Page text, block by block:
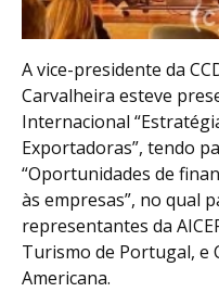
A vice-presidente da
Carvalheira esteve
Internacional
Exportadoras”, tendo
“Oportunidades de
às empresas”, no qual
representantes da
Turismo de Portugal, e
Americana.